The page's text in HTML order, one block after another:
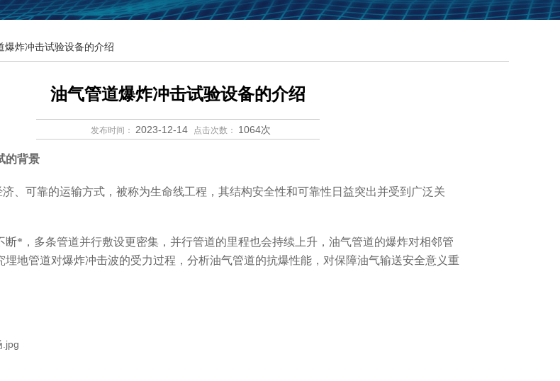
爆炸冲击试验设备的介绍
油气管道爆炸冲击试验设备的介绍
发布时间： 2023-12-14 点击次数： 1064次
的背景
济、可靠的运输方式，被称为生命线工程，其结构安全性和可靠性日益突出并受到广泛关
断*，多条管道并行敷设更密集，并行管道的里程也会持续上升，油气管道的爆炸对相邻管
埋地管道对爆炸冲击波的受力过程，分析油气管道的抗爆性能，对保障油气输送安全意义重